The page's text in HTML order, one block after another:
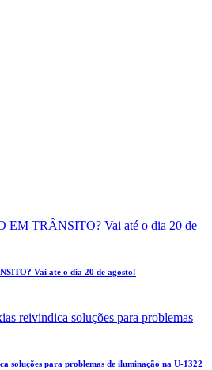
Vai até o dia 20 de agosto!
soluções para problemas de iluminação na U-1322